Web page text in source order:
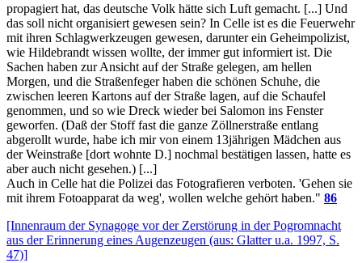
propagiert hat, das deutsche Volk hätte sich Luft gemacht. [...] Und
das soll nicht organisiert gewesen sein? In Celle ist es die Feuerwehr
mit ihren Schlagwerkzeugen gewesen, darunter ein Geheimpolizist,
wie Hildebrandt wissen wollte, der immer gut informiert ist. Die
Sachen haben zur Ansicht auf der Straße gelegen, am hellen
Morgen, und die Straßenfeger haben die schönen Schuhe, die
zwischen leeren Kartons auf der Straße lagen, auf die Schaufel
genommen, und so wie Dreck wieder bei Salomon ins Fenster
geworfen. (Daß der Stoff fast die ganze Zöllnerstraße entlang
abgerollt wurde, habe ich mir von einem 13jährigen Mädchen aus
der Weinstraße [dort wohnte D.] nochmal bestätigen lassen, hatte es
aber auch nicht gesehen.) [...]
Auch in Celle hat die Polizei das Fotografieren verboten. 'Gehen sie
mit ihrem Fotoapparat da weg', wollen welche gehört haben." 86
[Innenraum der Synagoge vor der Zerstörung in der Pogromnacht
aus der Erinnerung eines Augenzeugen (aus: Glatter u.a. 1997, S.
47)]